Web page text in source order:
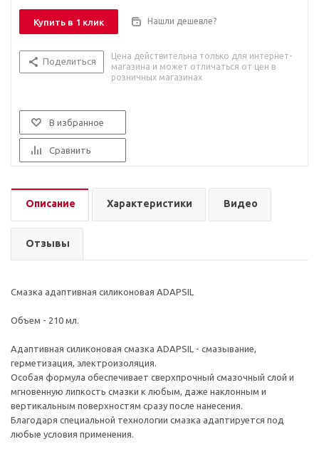
Купить в 1 клик Нашли дешевле?
Поделиться
Цена действительна только для интернет-
магазина и может отличаться от цен в
розничных магазинах
В избранное
Сравнить
Описание Характеристики Видео
Отзывы
Смазка адаптивная силиконовая ADAPSIL
Объем - 210 мл.
Адаптивная силиконовая смазка ADAPSIL - смазывание,
герметизация, электроизоляция.
Особая формула обеспечивает сверхпрочный смазочный слой и
мгновенную липкость смазки к любым, даже наклонным и
вертикальным поверхностям сразу после нанесения.
Благодаря специальной технологии смазка адаптируется под
любые условия применения.